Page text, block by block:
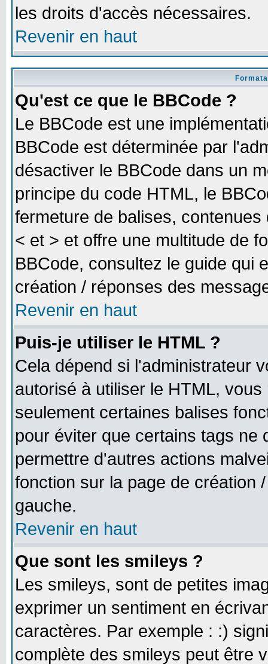
les droits d'accès nécessaires.
Revenir en haut
Qu'est ce que le BBCode ?
Le BBCode est une
BBCode est déterminée par
désactiver le BBCode dans un
principe du code HTML, le
fermeture de balises,
< et > et offre une multitude de
BBCode, consultez le guide qui
création / réponses des
Revenir en haut
Puis-je utiliser le HTML ?
Cela dépend si l'administrateur
autorisé à utiliser le HTML,
seulement certaines balises
pour éviter que certains tags ne
permettre d'autres actions
fonction sur la page de création
gauche.
Revenir en haut
Que sont les smileys ?
Les smileys, sont de petites
exprimer un sentiment en
caractères. Par exemple : :)
complète des smileys peut être